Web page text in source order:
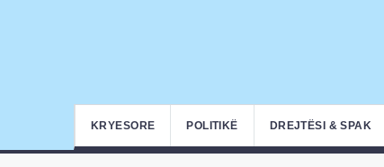
KRYESORE POLITIKË DREJTËSI & SPAK